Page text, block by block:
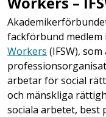
fackförbund medlem i
Workers (IFSW),
arbetar för social
och mänskliga
sociala arbetet, best